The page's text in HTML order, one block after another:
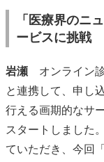
「医療界のニ
ービスに挑戦
岩瀬 オンライン
と連携して、申し
行える画期的なサ
スタートしました
ていただき、今回